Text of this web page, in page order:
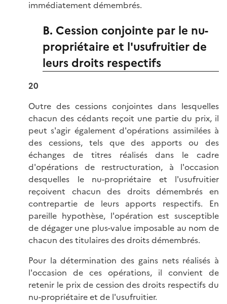
immédiatement démembrés.
B. Cession conjointe par le nu-
propriétaire et l'usufruitier de
leurs droits respectifs
20
Outre des cessions conjointes dans lesquelles
chacun des cédants reçoit une partie du prix, il
peut s'agir également d'opérations assimilées à
des cessions, tels que des apports ou des
échanges de titres réalisés dans le cadre
d'opérations de restructuration, à l'occasion
desquelles le nu-propriétaire et l'usufruitier
reçoivent chacun des droits démembrés en
contrepartie de leurs apports respectifs. En
pareille hypothèse, l'opération est susceptible
de dégager une plus-value imposable au nom de
chacun des titulaires des droits démembrés.
Pour la détermination des gains nets réalisés à
l'occasion de ces opérations, il convient de
retenir le prix de cession des droits respectifs du
nu-propriétaire et de l'usufruitier.